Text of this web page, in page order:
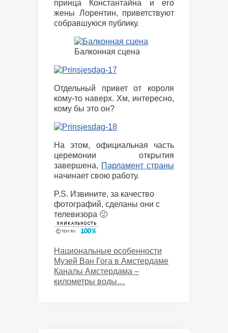
принца Константайна и его
жены Лорентин, приветствуют
собравшуюся публику.
Балконная сцена
Отдельный привет от короля
кому-то наверх. Хм, интересно,
кому бы это он?
На этом, официальная часть
церемонии открытия
завершена, Парламент страны
начинает свою работу.
P.S. Извините, за качество
фотографий, сделаны они с
телевизора 🙂
Categories
Национальные особенности
Музей Ван Гога в Амстердаме
Каналы Амстердама –
километры воды…